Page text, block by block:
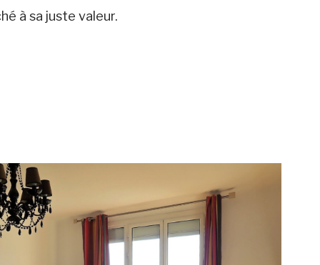
à sa juste valeur.